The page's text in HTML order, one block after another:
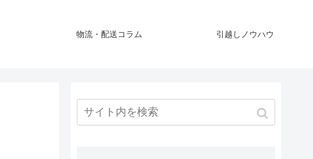
物流・配送コラム 引越しノウハウ